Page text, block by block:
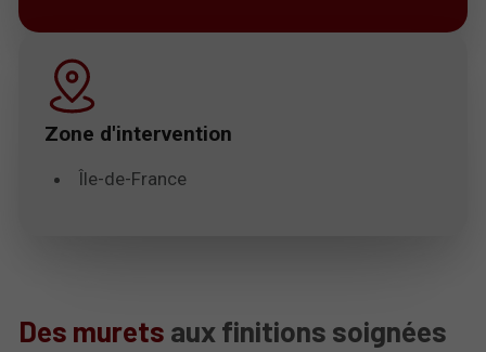
Zone d'intervention
Île-de-France
Des murets aux finitions soignées